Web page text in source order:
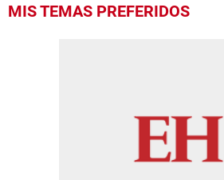
seconds
MIS TEMAS PREFERIDOS